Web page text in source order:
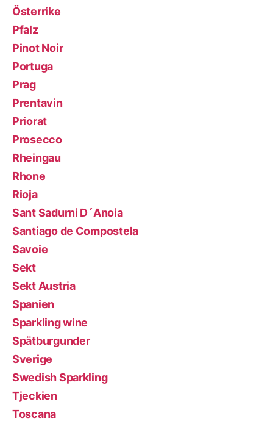
Österrike
Pfalz
Pinot Noir
Portuga
Prag
Prentavin
Priorat
Prosecco
Rheingau
Rhone
Rioja
Sant Sadurni D´Anoia
Santiago de Compostela
Savoie
Sekt
Sekt Austria
Spanien
Sparkling wine
Spätburgunder
Sverige
Swedish Sparkling
Tjeckien
Toscana